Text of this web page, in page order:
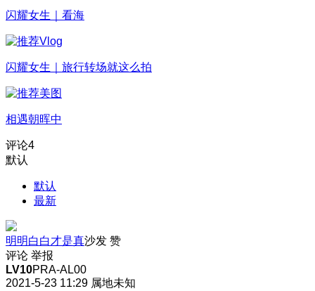
闪耀女生｜看海
闪耀女生｜旅行转场就这么拍
相遇朝晖中
评论4
默认
默认
最新
明明白白才是真沙发 赞
评论 举报
LV10PRA-AL00
2021-5-23 11:29 属地未知